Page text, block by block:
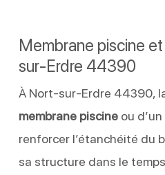
Membrane piscine
sur-Erdre 44390
À Nort-sur-Erdre 44390,
membrane piscineou d’un
renforcer l’étanchéité du
sa structure dans le